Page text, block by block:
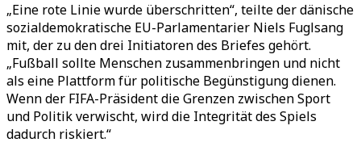
„Eine rote Linie wurde überschritten“, teilte der dänische
sozialdemokratische EU-Parlamentarier Niels Fuglsang
mit, der zu den drei Initiatoren des Briefes gehört.
„Fußball sollte Menschen zusammenbringen und nicht
als eine Plattform für politische Begünstigung dienen.
Wenn der FIFA-Präsident die Grenzen zwischen Sport
und Politik verwischt, wird die Integrität des Spiels
dadurch riskiert.“